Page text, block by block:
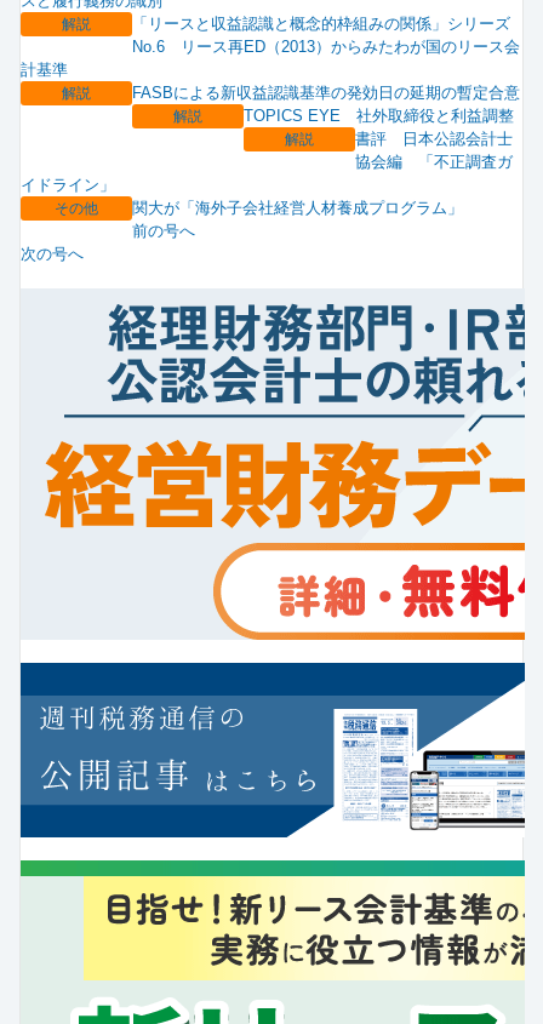
解説
「リースと収益認識と概念的枠組みの関係」シリーズ
No.6 リース再ED（2013）からみたわが国のリース会
計基準
解説 FASBによる新収益認識基準の発効日の延期の暫定合意
解説 TOPICS EYE 社外取締役と利益調整
解説
書評 日本公認会計士
協会編 「不正調査ガ
イドライン」
その他
関大が「海外子会社経営人材養成プログラム」
前の号へ
次の号へ